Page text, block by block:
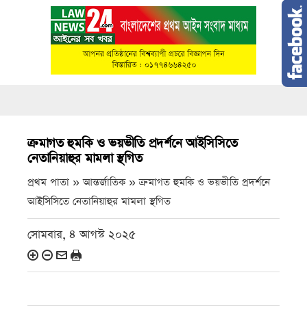
ক্রমাগত হুমকি ও ভয়ভীতি প্রদর্শনে আইসিসিতে
নেতানিয়াহুর মামলা স্থগিত
প্রথম পাতা » আন্তর্জাতিক »ক্রমাগত হুমকি ও ভয়ভীতি প্রদর্শনে
আইসিসিতে নেতানিয়াহুর মামলা স্থগিত
সোমবার, ৪ আগস্ট ২০২৫